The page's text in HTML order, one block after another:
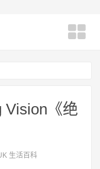
Vision《绝
生活百科